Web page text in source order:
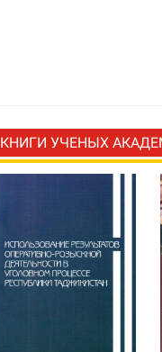
КНИГИ УЧЕНЫХ